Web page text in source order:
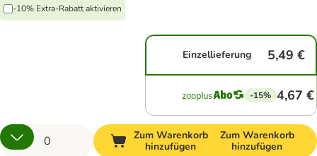
-10% Extra-Rabatt aktivieren
Einzellieferung 5,49 €
-15% 4,67 €
Zum Warenkorb
hinzufügen
Zum Warenkorb
hinzufügen